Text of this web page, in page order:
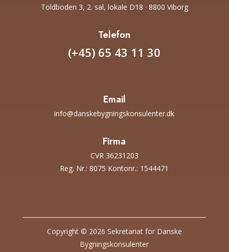
Toldboden 3, 2. sal, lokale D18 · 8800 Viborg
Telefon
(+45) 65 43 11 30
Email
info@danskebygningskonsulenter.dk
Firma
CVR 36231203
Reg. Nr.: 8075 Kontonr.: 1544471
Copyright © 2026 Sekretariat for Danske
Bygningskonsulenter